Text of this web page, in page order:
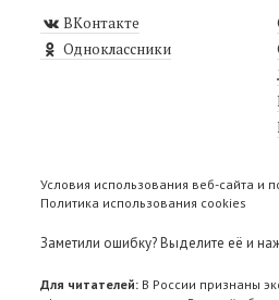
ВКонтакте
Одноклассники
Условия использования веб-сайта и
Политика использования cookies
Заметили ошибку? Выделите её и
Для читателей: В России признаны